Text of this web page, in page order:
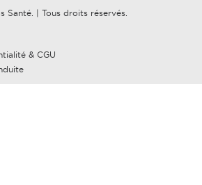
Santé. | Tous droits réservés.
& CGU